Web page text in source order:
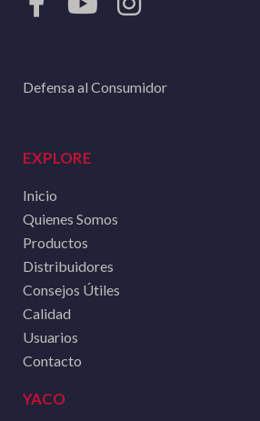
Defensa al Consumidor
EXPLORE
Inicio
Quienes Somos
Productos
Distribuidores
Consejos Útiles
Calidad
Usuarios
Contacto
YACO